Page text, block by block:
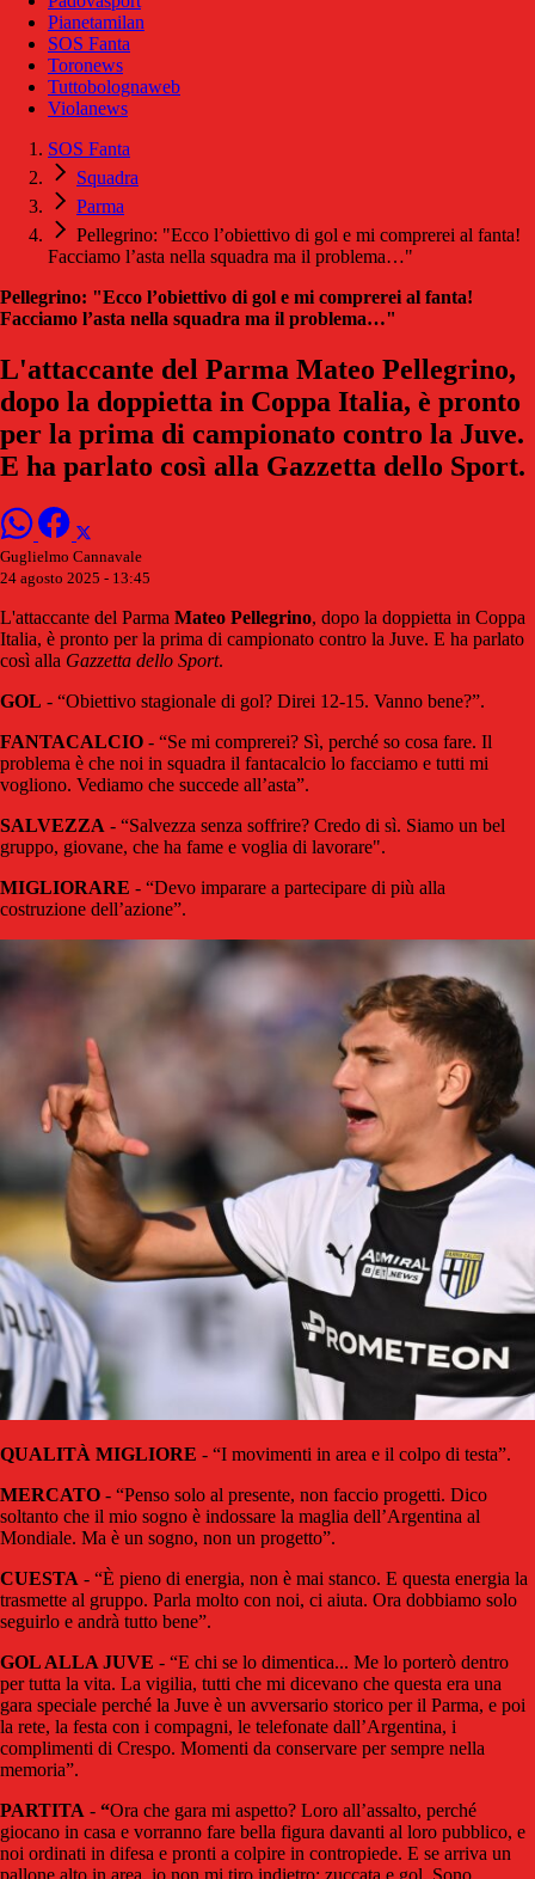
Pianetamilan
SOS Fanta
Toronews
Tuttobolognaweb
Violanews
SOS Fanta
Squadra
Parma
Pellegrino: "Ecco l’obiettivo di gol e mi comprerei al fanta!
Facciamo l’asta nella squadra ma il problema…"
Pellegrino: "Ecco l’obiettivo di gol e mi comprerei al fanta!
Facciamo l’asta nella squadra ma il problema…"
L'attaccante del Parma Mateo Pellegrino,
dopo la doppietta in Coppa Italia, è pronto
per la prima di campionato contro la Juve.
E ha parlato così alla Gazzetta dello Sport.
Guglielmo Cannavale
24 agosto 2025 - 13:45
L'attaccante del Parma Mateo Pellegrino, dopo la doppietta in Coppa
Italia, è pronto per la prima di campionato contro la Juve. E ha parlato
così alla Gazzetta dello Sport.
GOL - “Obiettivo stagionale di gol? Direi 12-15. Vanno bene?”.
FANTACALCIO - “Se mi comprerei? Sì, perché so cosa fare. Il
problema è che noi in squadra il fantacalcio lo facciamo e tutti mi
vogliono. Vediamo che succede all’asta”.
SALVEZZA - “Salvezza senza soffrire? Credo di sì. Siamo un bel
gruppo, giovane, che ha fame e voglia di lavorare".
MIGLIORARE - “Devo imparare a partecipare di più alla
costruzione dell’azione”.
QUALITÀ MIGLIORE - “I movimenti in area e il colpo di testa”.
MERCATO - “Penso solo al presente, non faccio progetti. Dico
soltanto che il mio sogno è indossare la maglia dell’Argentina al
Mondiale. Ma è un sogno, non un progetto”.
CUESTA - “È pieno di energia, non è mai stanco. E questa energia la
trasmette al gruppo. Parla molto con noi, ci aiuta. Ora dobbiamo solo
seguirlo e andrà tutto bene”.
GOL ALLA JUVE - “E chi se lo dimentica... Me lo porterò dentro
per tutta la vita. La vigilia, tutti che mi dicevano che questa era una
gara speciale perché la Juve è un avversario storico per il Parma, e poi
la rete, la festa con i compagni, le telefonate dall’Argentina, i
complimenti di Crespo. Momenti da conservare per sempre nella
memoria”.
PARTITA - “Ora che gara mi aspetto? Loro all’assalto, perché
giocano in casa e vorranno fare bella figura davanti al loro pubblico, e
noi ordinati in difesa e pronti a colpire in contropiede. E se arriva un
pallone alto in area, io non mi tiro indietro: zuccata e gol. Sono